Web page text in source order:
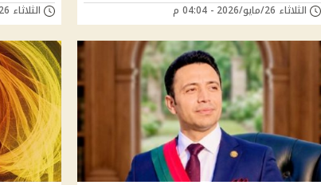
الثلاثاء 26/مايو/2026 - 04:04 م الثلاثاء 26/مايو/2026 - 01:21 م